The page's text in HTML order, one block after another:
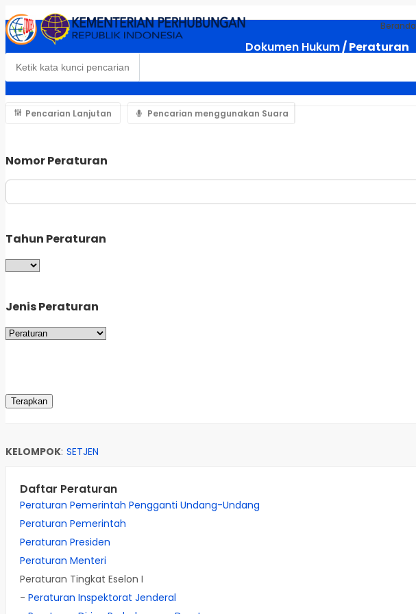
Beranda
Dokumen Hukum/ Peraturan
Pencarian Lanjutan Pencarian menggunakan Suara
Nomor Peraturan
Tahun Peraturan
Jenis Peraturan
KELOMPOK: SETJEN
Daftar Peraturan
Peraturan Pemerintah Pengganti Undang-Undang
Peraturan Pemerintah
Peraturan Presiden
Peraturan Menteri
Peraturan Tingkat Eselon I
- Peraturan Inspektorat Jenderal